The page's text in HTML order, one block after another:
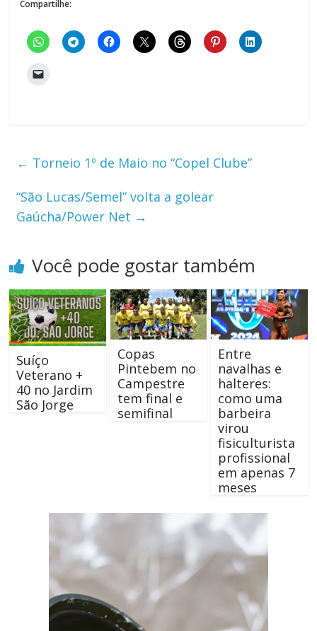
Compartilhe:
← Torneio 1º de Maio no “Copel Clube”
“São Lucas/Semel” volta a golear
Gaúcha/Power Net →
Você pode gostar também
Suíço
Veterano +
40 no Jardim
São Jorge
Copas
Pintebem no
Campestre
tem final e
semifinal
Entre
navalhas e
halteres:
como uma
barbeira
virou
fisiculturista
profissional
em apenas 7
meses